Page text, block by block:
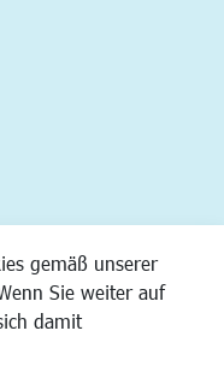
gemäß unserer
Sie weiter auf
damit